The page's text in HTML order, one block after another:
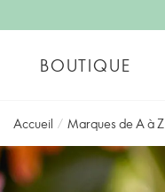
BOUTIQUE
Accueil / Marques de A à Z